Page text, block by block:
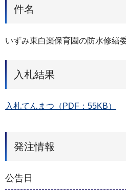
件名
いずみ東白楽保育園の防水修繕
入札結果
入札てんまつ（PDF：55KB）
発注情報
公告日